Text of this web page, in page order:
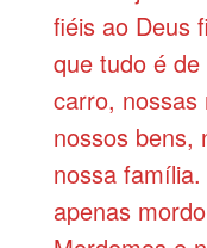
fiéis ao Deus
que tudo é
carro, nossas
nossos bens,
nossa
apenas